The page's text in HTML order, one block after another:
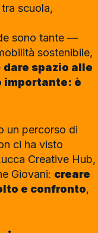
scuola,
sono tante —
sostenibile,
dare spazio alle
importante: è
un percorso di
ci ha visto
Creative Hub,
Giovani: creare
e confronto,